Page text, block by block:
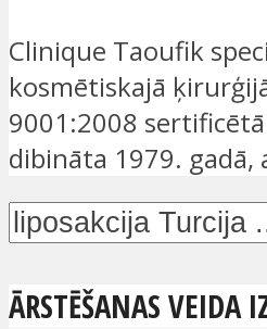
Clinique Taoufik
kosmētiskajā
9001:2008
dibināta 1979. gadā,
ĀRSTĒŠANAS VEIDA